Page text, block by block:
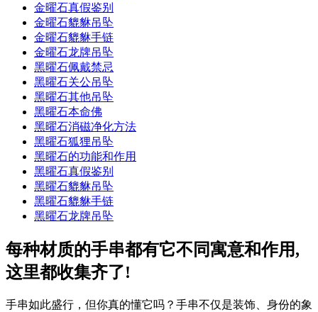
金曜石真假鉴别
金曜石貔貅吊坠
金曜石貔貅手链
金曜石龙牌吊坠
黑曜石佩戴禁忌
黑曜石关公吊坠
黑曜石其他吊坠
黑曜石本命佛
黑曜石消磁净化方法
黑曜石狐狸吊坠
黑曜石的功能和作用
黑曜石真假鉴别
黑曜石貔貅吊坠
黑曜石貔貅手链
黑曜石龙牌吊坠
每种材质的手串都有它不同寓意和作用,
这里都收集齐了!
手串如此盛行，但你真的懂它吗？手串不仅是装饰、身份的象